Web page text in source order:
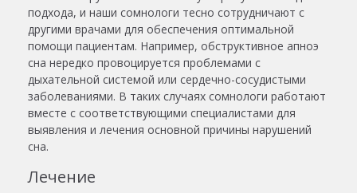
подхода, и наши сомнологи тесно сотрудничают с
другими врачами для обеспечения оптимальной
помощи пациентам. Например, обструктивное апноэ
сна нередко провоцируется проблемами с
дыхательной системой или сердечно-сосудистыми
заболеваниями. В таких случаях сомнологи работают
вместе с соответствующими специалистами для
выявления и лечения основной причины нарушений
сна.
Лечение